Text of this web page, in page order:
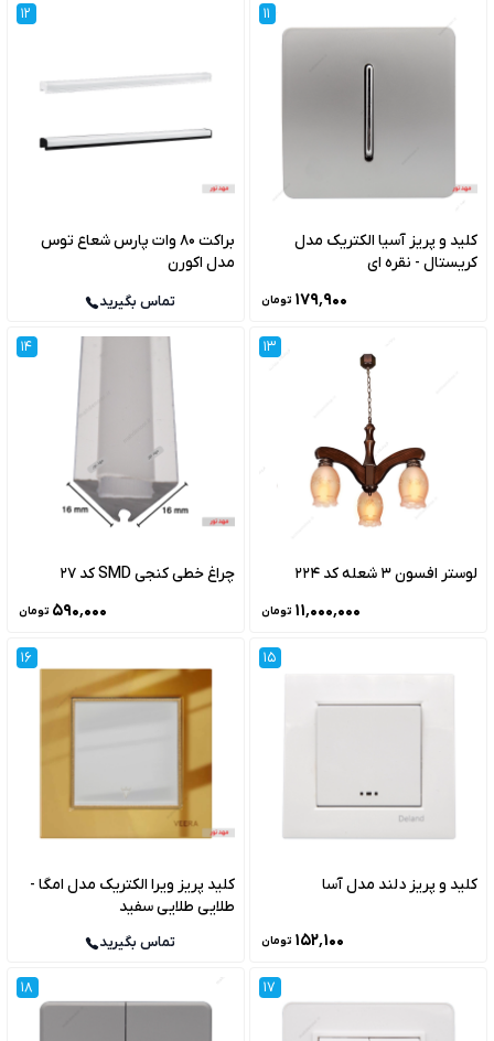
11
کلید و پریز آسیا الکتریک مدل
کریستال - نقره ای
۱۷۹٬۹۰۰ تومان
12
براکت 80 وات پارس شعاع توس
مدل اکورن
تماس بگیرید
13
لوستر افسون 3 شعله کد 224
۱۱٬۰۰۰٬۰۰۰ تومان
14
چراغ خطی کنجی SMD کد 27
۵۹۰٬۰۰۰ تومان
15
کلید و پریز دلند مدل آسا
۱۵۲٬۱۰۰ تومان
16
کلید پریز ویرا الکتریک مدل امگا -
طلایی طلایی سفید
تماس بگیرید
17
18